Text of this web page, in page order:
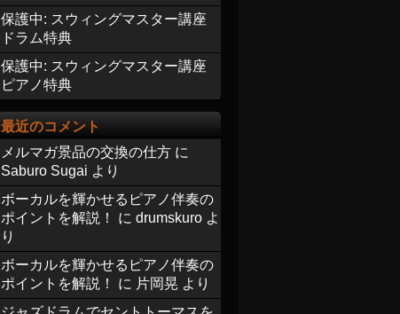
保護中: スウィングマスター講座
ドラム特典
保護中: スウィングマスター講座
ピアノ特典
最近のコメント
メルマガ景品の交換の仕方 に
Saburo Sugai より
ボーカルを輝かせるピアノ伴奏の
ポイントを解説！
に drumskuro よ
り
ボーカルを輝かせるピアノ伴奏の
ポイントを解説！
に 片岡晃 より